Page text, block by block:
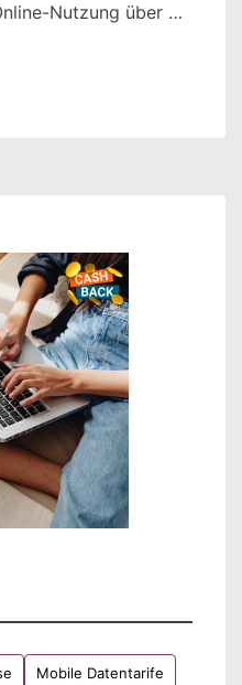
Nutzung über …
Mobile Datentarife